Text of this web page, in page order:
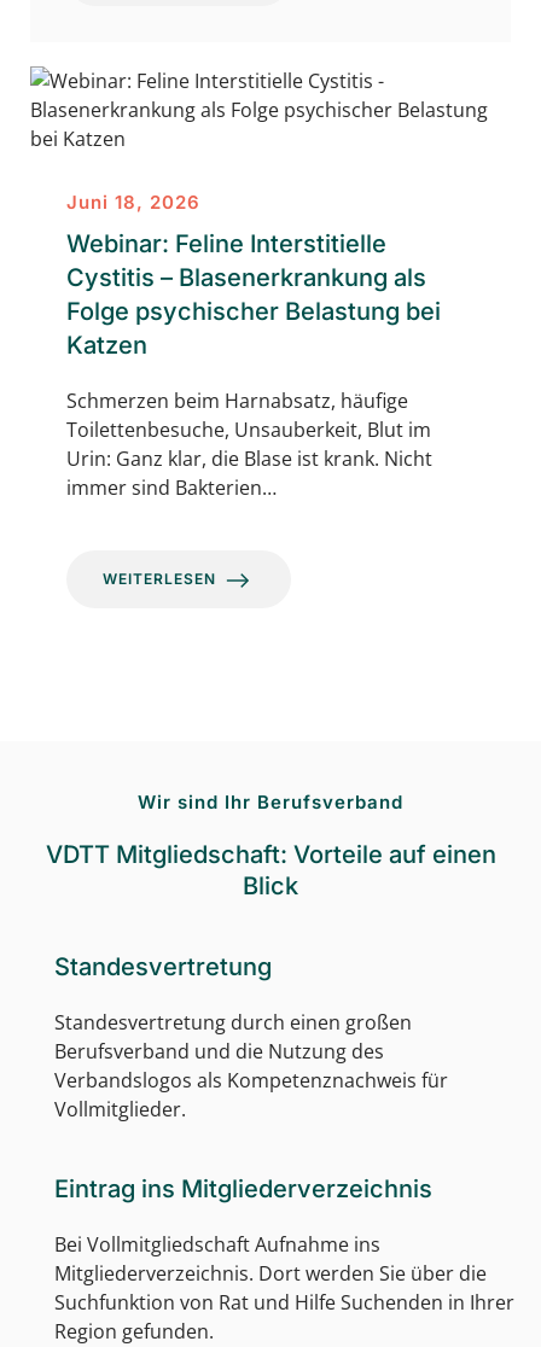
Juni 18, 2026
Webinar: Feline Interstitielle
Cystitis – Blasenerkrankung als
Folge psychischer Belastung bei
Katzen
Schmerzen beim Harnabsatz, häufige
Toilettenbesuche, Unsauberkeit, Blut im
Urin: Ganz klar, die Blase ist krank. Nicht
immer sind Bakterien…
WEITERLESEN
Wir sind Ihr Berufsverband
VDTT Mitgliedschaft: Vorteile auf einen
Blick
Standesvertretung
Standesvertretung durch einen großen
Berufsverband und die Nutzung des
Verbandslogos als Kompetenznachweis für
Vollmitglieder.
Eintrag ins Mitgliederverzeichnis
Bei Vollmitgliedschaft Aufnahme ins
Mitgliederverzeichnis. Dort werden Sie über die
Suchfunktion von Rat und Hilfe Suchenden in Ihrer
Region gefunden.